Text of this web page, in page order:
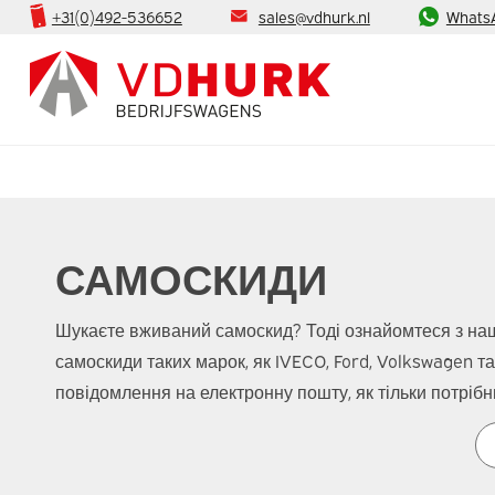
+31(0)492-536652 sales@vdhurk.nl
САМОСКИДИ
Шукаєте вживаний самоскид? Тоді ознайомтеся з
самоскиди таких марок, як IVECO, Ford, Volkswagen
повідомлення на електронну пошту, як тільки